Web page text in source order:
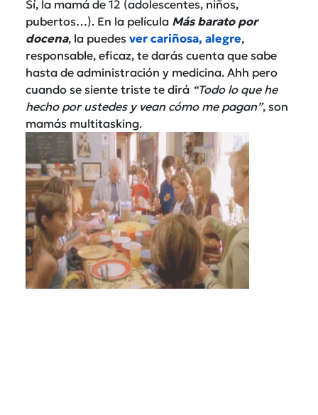
Sí, la mamá de 12 (adolescentes, niños,
pubertos…). En la película Más barato por
docena, la puedes ver cariñosa, alegre,
responsable, eficaz, te darás cuenta que sabe
hasta de administración y medicina. Ahh pero
cuando se siente triste te dirá “Todo lo que he
hecho por ustedes y vean cómo me pagan”, son
mamás multitasking.